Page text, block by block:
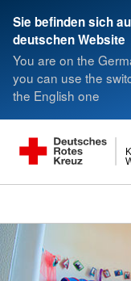
Sie befinden sich
deutschen Website
You are on the
you can use the
the English one